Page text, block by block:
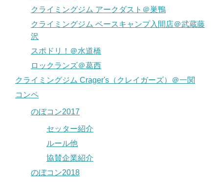
クライミングジム アークダスト＠巣鴨
クライミングジム ベースキャンプ入間店＠武蔵藤
沢
スポドリ！＠水道橋
ロックランズ＠葛西
クライミングジム Crager's（クレイガーズ）＠一関
コンペ
のぼコン2017
セッター紹介
ルール他
協賛企業紹介
のぼコン2018